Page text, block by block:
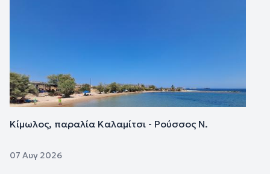
Κίμωλος, παραλία Καλαμίτσι - Ρούσσος Ν.
07 Αυγ 2026